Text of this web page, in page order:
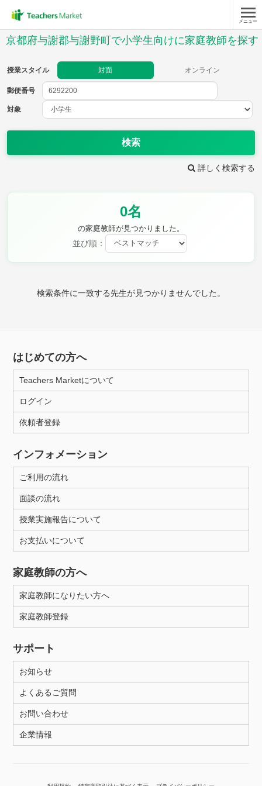
メニュー
京都府与謝郡与謝野町で小学生向けに家庭教師を探す
授業スタイル 対面 オンライン
郵便番号
対象
検索
詳しく検索する
0名
の家庭教師が見つかりました。
並び順：
検索条件に一致する先生が見つかりませんでした。
郵便番号
教科
理科
保健・体育 図画工作 書写
月曜日 火曜日
所属大学
距離：15km以内
年齢：18-101歳
はじめての方へ
Teachers Marketについて
ログイン
依頼者登録
インフォメーション
ご利用の流れ
面談の流れ
授業実施報告について
お支払いについて
家庭教師の方へ
家庭教師になりたい方へ
家庭教師登録
サポート
お知らせ
よくあるご質問
お問い合わせ
企業情報